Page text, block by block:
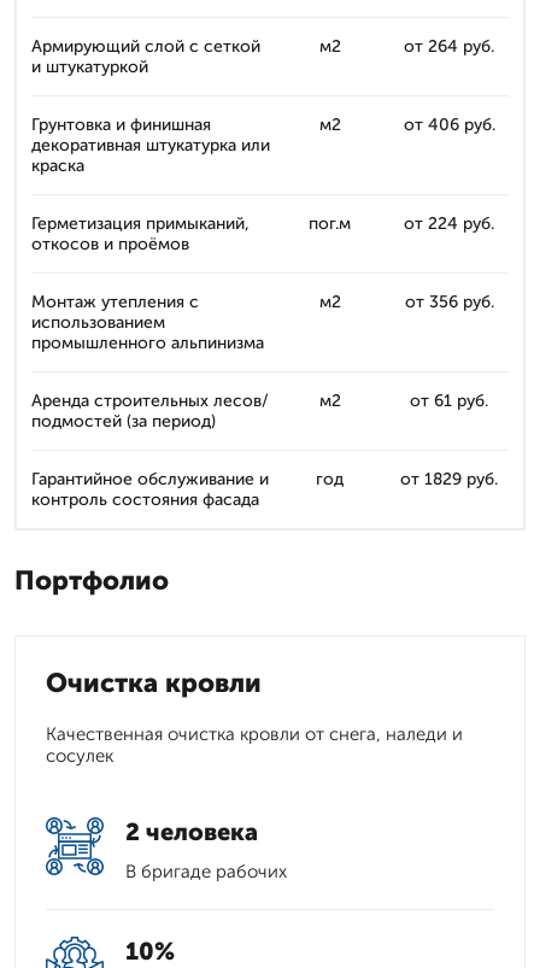
Армирующий слой с сеткой
и штукатуркой
м2 от 264 руб.
Грунтовка и финишная
декоративная штукатурка или
краска
м2 от 406 руб.
Герметизация примыканий,
откосов и проёмов
пог.м от 224 руб.
Монтаж утепления с
использованием
промышленного альпинизма
м2 от 356 руб.
Аренда строительных лесов/
подмостей (за период)
м2 от 61 руб.
Гарантийное обслуживание и
контроль состояния фасада
год от 1829 руб.
Портфолио
Очистка кровли
Качественная очистка кровли от снега, наледи и
сосулек
2 человека
В бригаде рабочих
10%